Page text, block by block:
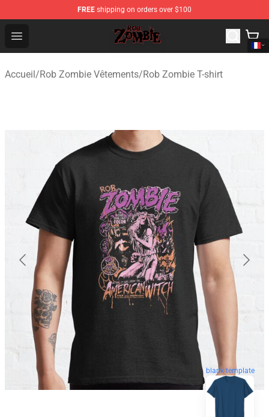
FREE shipping on orders over $100
Open menu
Rob Zombie Shop - Official Rob Zombie Merchandise
Accueil/Rob Zombie Vêtements/Rob Zombie T-shirt
blank template